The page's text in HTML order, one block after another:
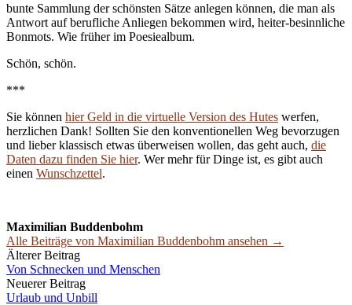
bunte Sammlung der schönsten Sätze anlegen können, die man als
Antwort auf berufliche Anliegen bekommen wird, heiter-besinnliche
Bonmots. Wie früher im Poesiealbum.
Schön, schön.
***
Sie können hier Geld in die virtuelle Version des Hutes werfen,
herzlichen Dank! Sollten Sie den konventionellen Weg bevorzugen
und lieber klassisch etwas überweisen wollen, das geht auch, die
Daten dazu finden Sie hier. Wer mehr für Dinge ist, es gibt auch
einen Wunschzettel.
Maximilian Buddenbohm
Alle Beiträge von Maximilian Buddenbohm ansehen →
Beitrags-
Navigation
Älterer Beitrag
Von Schnecken und Menschen
Neuerer Beitrag
Urlaub und Unbill